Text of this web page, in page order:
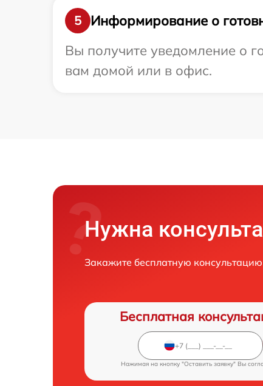
5
Информирование о
Вы получите уведомление о
вам домой или в офис.
Нужна
Закажите бесплатную консультацию
Бесплатная
Нажимая на кнопку "Оставить заявку" Вы